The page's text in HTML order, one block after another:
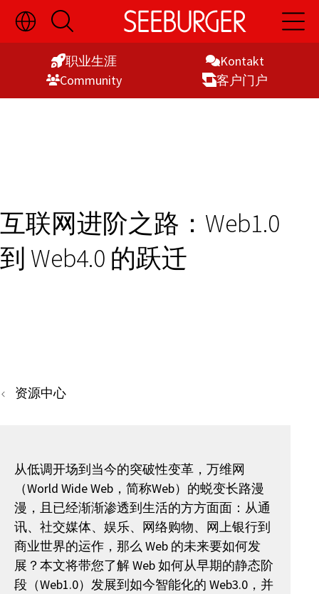
Skip
to
切
换
语
显
开
启
搜
索
开
启
主
Kontakt
职业生涯
客户门户
Commu­nity
互联网进阶之路：Web1.0
到 Web4.0 的跃迁
资源中心
从低调开场到当今的突破性变革，万维网
（World Wide Web，简称Web）的蜕变长路漫
漫，且已经渐渐渗透到生活的方方面面：从通
讯、社交媒体、娱乐、网络购物、网上银行到
商业世界的运作，那么 Web 的未来要如何发
展？本文将带您了解 Web 如何从早期的静态阶
段（Web1.0）发展到如今智能化的 Web3.0，并